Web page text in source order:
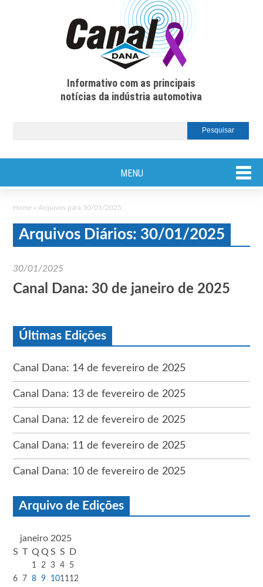
Informativo com as principais
notícias da indústria automotiva
MENU
Home » Arquivos para 30/01/2025
Arquivos Diários: 30/01/2025
30/01/2025
Canal Dana: 30 de janeiro de 2025
Últimas Edições
Canal Dana: 14 de fevereiro de 2025
Canal Dana: 13 de fevereiro de 2025
Canal Dana: 12 de fevereiro de 2025
Canal Dana: 11 de fevereiro de 2025
Canal Dana: 10 de fevereiro de 2025
Arquivo de Edições
janeiro 2025
S T Q Q S S D
1 2 3 4
5
6
7 8 9 1011 12